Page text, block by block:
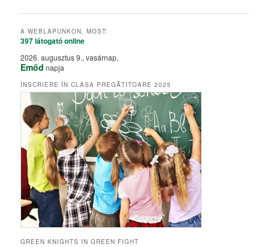
A WEBLAPUNKON, MOST:
397 látogatóonline
2026. augusztus 9., vasárnap,
Emőd napja
ÎNSCRIERE ÎN CLASA PREGĂTITOARE 2025
GREEN KNIGHTS IN GREEN FIGHT